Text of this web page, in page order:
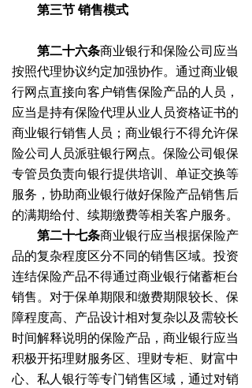
第三节销售模式
第二十六条商业银行和保险公司应当
按照代理协议约定加强协作。通过商业银
行网点直接向客户销售保险产品的人员，
应当是持有保险代理从业人员资格证书的
商业银行销售人员；商业银行不得允许保
险公司人员派驻银行网点。保险公司银保
专管员负责向银行提供培训、单证交换等
服务，协助商业银行做好保险产品销售后
的满期给付、续期缴费等相关客户服务。
第二十七条商业银行应当根据保险产
品的复杂程度区分不同的销售区域。投资
连结保险产品不得通过商业银行储蓄柜台
销售。对于保单期限和缴费期限较长、保
障程度高、产品设计相对复杂以及需较长
时间解释说明的保险产品，商业银行应当
积极开拓理财服务区、理财专柜、财富中
心、私人银行等专门销售区域，通过对销